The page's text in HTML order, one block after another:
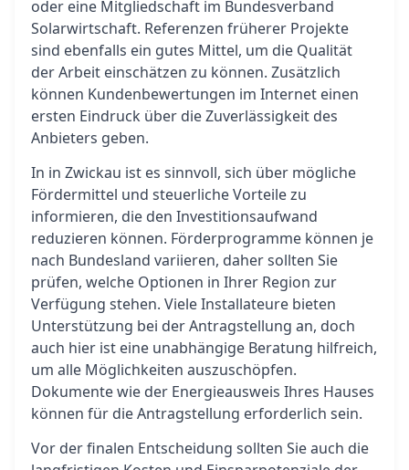
oder eine Mitgliedschaft im Bundesverband
Solarwirtschaft. Referenzen früherer Projekte
sind ebenfalls ein gutes Mittel, um die Qualität
der Arbeit einschätzen zu können. Zusätzlich
können Kundenbewertungen im Internet einen
ersten Eindruck über die Zuverlässigkeit des
Anbieters geben.
In in Zwickau ist es sinnvoll, sich über mögliche
Fördermittel und steuerliche Vorteile zu
informieren, die den Investitionsaufwand
reduzieren können. Förderprogramme können je
nach Bundesland variieren, daher sollten Sie
prüfen, welche Optionen in Ihrer Region zur
Verfügung stehen. Viele Installateure bieten
Unterstützung bei der Antragstellung an, doch
auch hier ist eine unabhängige Beratung hilfreich,
um alle Möglichkeiten auszuschöpfen.
Dokumente wie der Energieausweis Ihres Hauses
können für die Antragstellung erforderlich sein.
Vor der finalen Entscheidung sollten Sie auch die